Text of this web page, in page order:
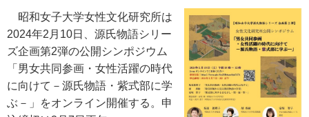
昭和女子大学女性文化研究所は
2024年2月10日、源氏物語シリー
ズ企画第2弾の公開シンポジウム
「男女共同参画・女性活躍の時代
に向けて－源氏物語・紫式部に学
ぶ－」をオンライン開催する。申